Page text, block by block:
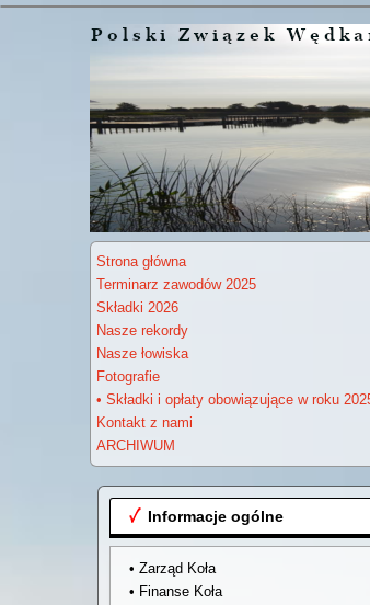
Strona główna
Terminarz zawodów 2025
Składki 2026
Nasze rekordy
Nasze łowiska
Fotografie
• Składki i opłaty obowiązujące w roku
Kontakt z nami
ARCHIWUM
Informacje ogólne
• Zarząd Koła
• Finanse Koła